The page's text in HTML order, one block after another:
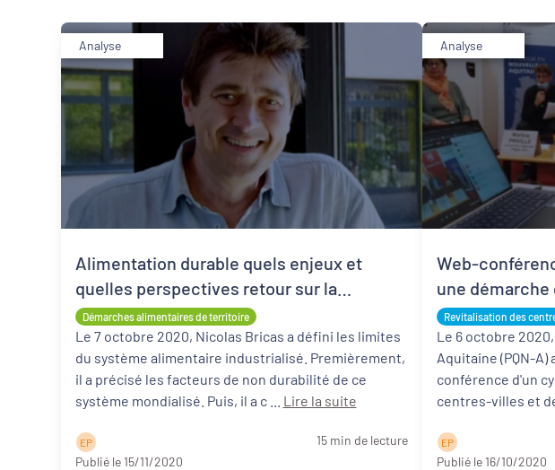
Thématiques
Démarches alimentaires de territoire
Politique de la ville
Revitalisation
villes
Transitions
Date de publication
Analyse
Démarches alimentaires de territoire
Alimentation durable quels enjeux et
quelles perspectives retour sur la
conférence de Nicolas Bricas
Le 7 octobre 2020, Nicolas Bricas a défini les limites
du système alimentaire industrialisé. Premièrement,
il a précisé les facteurs de non durabilité de ce
Lire la suite
E P
15 min de lecture
Publié le 15/11/2020
Analyse
Revitalisation des
Web-
une démarche
centre-bourg" :
Le 6 octobre
Aquitaine (PQN-
conférence d'un
E P
Publié le 16/10/2020